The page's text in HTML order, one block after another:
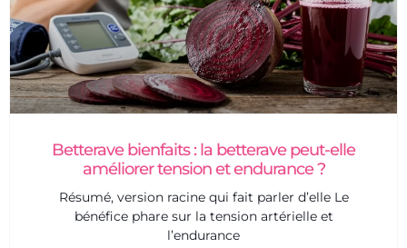
Betterave bienfaits : la betterave peut-elle
améliorer tension et endurance ?
Résumé, version racine qui fait parler d’elle Le
bénéfice phare sur la tension artérielle et
l’endurance